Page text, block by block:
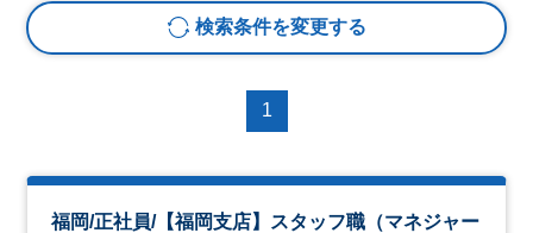
検索条件を変更する
1
福岡/正社員/【福岡支店】スタッフ職（マネジャー